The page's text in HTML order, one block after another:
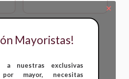
✕
Mayoristas!
a nuestras exclusivas
mayor, necesitas